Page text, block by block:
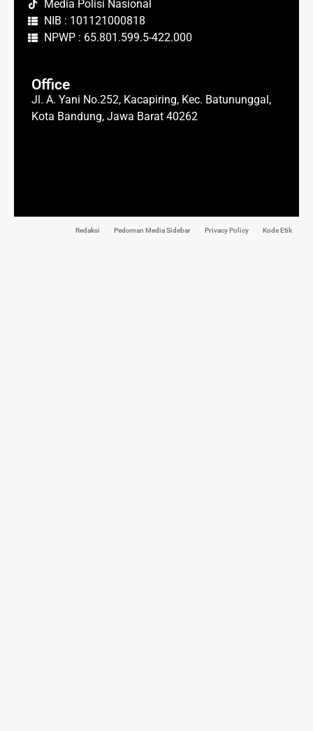
Media Polisi Nasional
NIB : 101121000818
NPWP : 65.801.599.5-422.000
Office
Jl. A. Yani No.252, Kacapiring, Kec. Batununggal,
Kota Bandung, Jawa Barat 40262
Redaksi Pedoman Media Sidebar Privacy Policy Kode Etik